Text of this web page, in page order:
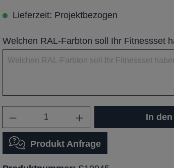
Lieferzeit: Projektbezogen
Welchen RAL-Farbton soll Ihr Fitnessset
In
Produkt Anfrage